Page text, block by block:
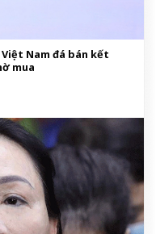
Nam đá bán kết
mua